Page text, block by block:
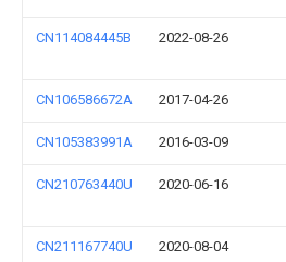
CN114084445B 2022-08-26
CN106586672A 2017-04-26
CN105383991A 2016-03-09
CN210763440U 2020-06-16
CN211167740U 2020-08-04